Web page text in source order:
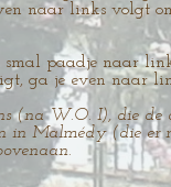
naar links volgt
paadje naar
ga je even naar
(na W.O. I), die
in Malmédy (die er